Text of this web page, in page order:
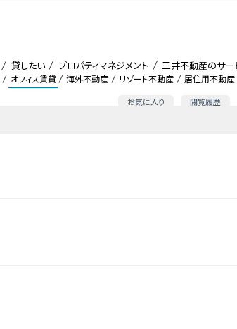
オフィス賃貸 海外不動産 リゾート不動産 居住用不動産
お気に入り 閲覧履歴
貸したい プロパティマネジメント 三井不動産のサー